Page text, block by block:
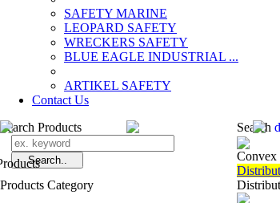
SAFETY MARINE
LEOPARD SAFETY
WRECKERS SAFETY
BLUE EAGLE INDUSTRIAL ...
­ARTIKEL SAFETY
Contact Us
Search Products
Products Category
Search
Convex
Di